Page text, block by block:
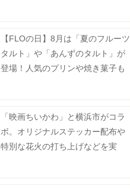
【FLOの日】8月は「夏のフルーツ
タルト」や「あんずのタルト」が
登場！人気のプリンや焼き菓子も
「映画ちいかわ」と横浜市がコラ
ボ。オリジナルステッカー配布や
特別な花火の打ち上げなどを実